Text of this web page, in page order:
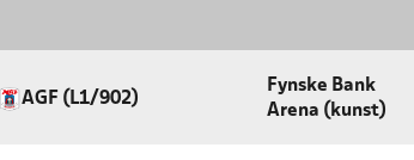
AGF (L1/902)
Fynske Bank
Arena (kunst)